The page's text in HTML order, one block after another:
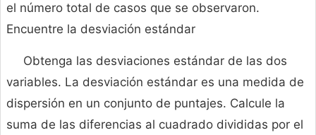
el número total de casos que se observaron.
Encuentre la desviación estándar
Obtenga las desviaciones estándar de las dos
variables. La desviación estándar es una medida de
dispersión en un conjunto de puntajes. Calcule la
suma de las diferencias al cuadrado divididas por el